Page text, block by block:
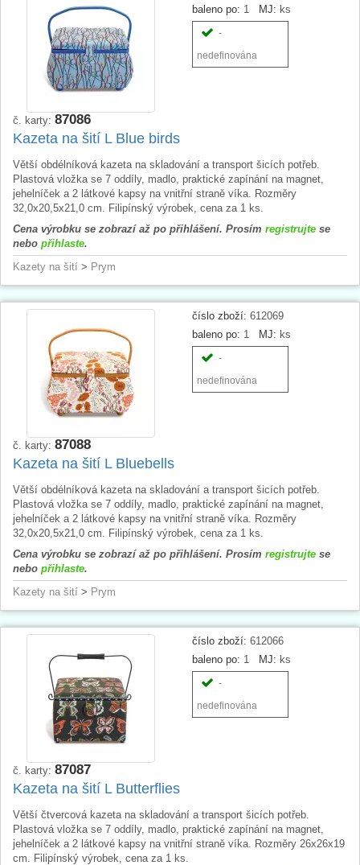
baleno po: 1 MJ: ks
-
nedefinována
č. karty: 87086
Kazeta na šití L Blue birds
Větší obdélníková kazeta na skladování a transport šicích potřeb.
Plastová vložka se 7 oddíly, madlo, praktické zapínání na magnet,
jehelníček a 2 látkové kapsy na vnitřní straně víka. Rozměry
32,0x20,5x21,0 cm. Filipínský výrobek, cena za 1 ks.
Cena výrobku se zobrazí až po přihlášení. Prosím registrujte se
nebo přihlaste.
Kazety na šití > Prym
číslo zboží: 612069
baleno po: 1 MJ: ks
-
nedefinována
č. karty: 87088
Kazeta na šití L Bluebells
Větší obdélníková kazeta na skladování a transport šicích potřeb.
Plastová vložka se 7 oddíly, madlo, praktické zapínání na magnet,
jehelníček a 2 látkové kapsy na vnitřní straně víka. Rozměry
32,0x20,5x21,0 cm. Filipínský výrobek, cena za 1 ks.
Cena výrobku se zobrazí až po přihlášení. Prosím registrujte se
nebo přihlaste.
Kazety na šití > Prym
číslo zboží: 612066
baleno po: 1 MJ: ks
-
nedefinována
č. karty: 87087
Kazeta na šití L Butterflies
Větší čtvercová kazeta na skladování a transport šicích potřeb.
Plastová vložka se 7 oddíly, madlo, praktické zapínání na magnet,
jehelníček a 2 látkové kapsy na vnitřní straně víka. Rozměry 26x26x19
cm. Filipínský výrobek, cena za 1 ks.